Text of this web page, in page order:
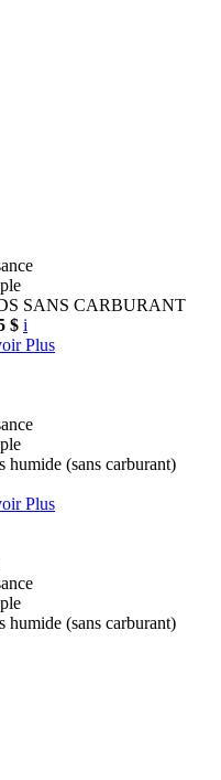
SANS CARBURANT
$ i
Plus
humide (sans carburant)
Plus
humide (sans carburant)